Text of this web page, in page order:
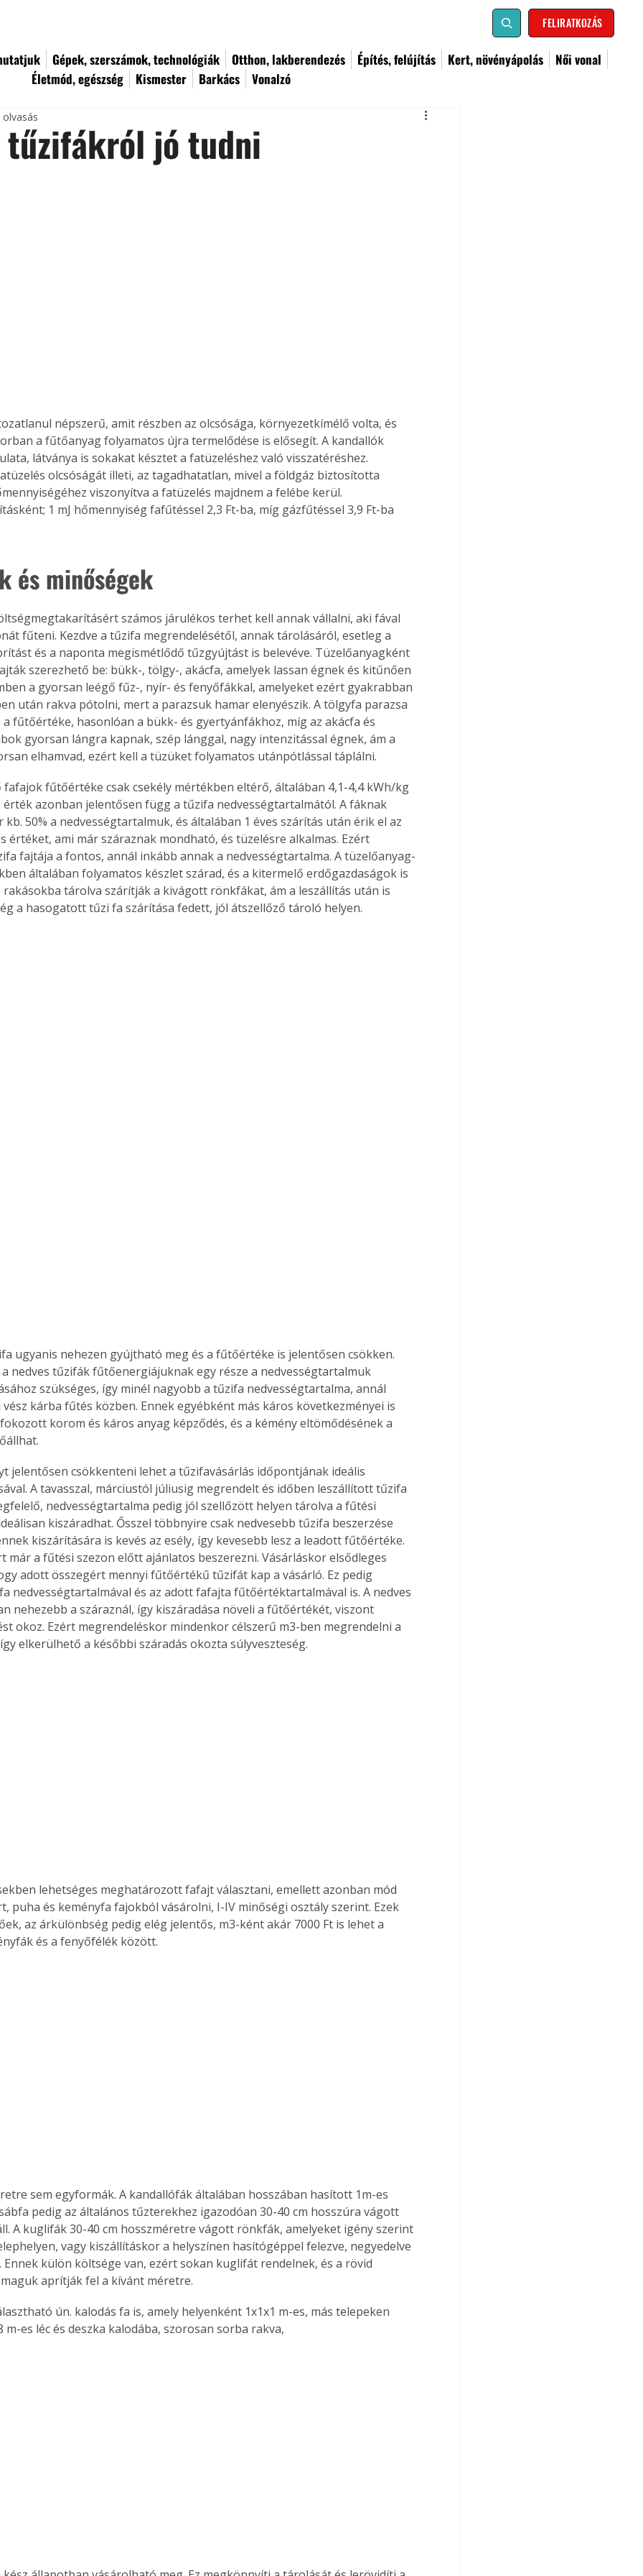
FELIRATKOZÁS
Gépek, szerszámok, technológiák Otthon, lakberendezés Építés, felújítás Kert, növényápolás
Női vonal
Életmód, egészség
Kismester Barkács Vonalzó
az
Old
új,
egyedi
vagy
is
Bárhol,
élve
az
A
Együtt jobban megéri!
Bővebb információ itt!
Együtt jobban megéri! A
könyvek tetszőleges
párosítással kedvezményes
áron, 0 Ft postaköltséggel
természet kincsei az
jó tudni
olvasás
népszerű, amit részben az olcsósága, környezetkímélő volta, és
a fűtőanyag folyamatos újra termelődése is elősegít. A kandallók
látványa is sokakat késztet a fatüzeléshez való visszatéréshez.
olcsóságát illeti, az tagadhatatlan, mivel a földgáz biztosította
viszonyítva a fatüzelés majdnem a felébe kerül.
1 mJ hőmennyiség fafűtéssel 2,3 Ft-ba, míg gázfűtéssel 3,9 Ft-ba
és minőségek
számos járulékos terhet kell annak vállalni, aki fával
fűteni. Kezdve a tűzifa megrendelésétől, annak tárolásáról, esetleg a
és a naponta megismétlődő tűzgyújtást is belevéve. Tüzelőanyagként
szerezhető be: bükk-, tölgy-, akácfa, amelyek lassan égnek és kitűnően
a gyorsan leégő fűz-, nyír- és fenyőfákkal, amelyeket ezért gyakrabban
után rakva pótolni, mert a parazsuk hamar elenyészik. A tölgyfa parazsa
fűtőértéke, hasonlóan a bükk- és gyertyánfákhoz, míg az akácfa és
gyorsan lángra kapnak, szép lánggal, nagy intenzitással égnek, ám a
elhamvad, ezért kell a tüzüket folyamatos utánpótlással táplálni.
érték azonban jelentősen függ a tűzifa nedvességtartalmától. A fáknak
kb. 50% a nedvességtartalmuk, és általában 1 éves szárítás után érik el az
értéket, ami már száraznak mondható, és tüzelésre alkalmas. Ezért
fajtája a fontos, annál inkább annak a nedvességtartalma. A tüzelőanyag-
általában folyamatos készlet szárad, és a kitermelő erdőgazdaságok is
rakásokba tárolva szárítják a kivágott rönkfákat, ám a leszállítás után is
a hasogatott tűzi fa szárítása fedett, jól átszellőző tároló helyen.
ugyanis nehezen gyújtható meg és a fűtőértéke is jelentősen csökken.
a nedves tűzifák fűtőenergiájuknak egy része a nedvességtartalmuk
szükséges, így minél nagyobb a tűzifa nedvességtartalma, annál
kárba fűtés közben. Ennek egyébként más káros következményei is
korom és káros anyag képződés, és a kémény eltömődésének a
A tavasszal, márciustól júliusig megrendelt és időben leszállított tűzifa
nedvességtartalma pedig jól szellőzött helyen tárolva a fűtési
kiszáradhat. Ősszel többnyire csak nedvesebb tűzifa beszerzése
kiszárítására is kevés az esély, így kevesebb lesz a leadott fűtőértéke.
már a fűtési szezon előtt ajánlatos beszerezni. Vásárláskor elsődleges
adott összegért mennyi fűtőértékű tűzifát kap a vásárló. Ez pedig
nedvességtartalmával és az adott fafajta fűtőértéktartalmával is. A nedves
nehezebb a száraznál, így kiszáradása növeli a fűtőértékét, viszont
okoz. Ezért megrendeléskor mindenkor célszerű m3-ben megrendelni a
elkerülhető a későbbi száradás okozta súlyveszteség.
lehetséges meghatározott fafajt választani, emellett azonban mód
puha és keményfa fajokból vásárolni, I-IV minőségi osztály szerint. Ezek
az árkülönbség pedig elég jelentős, m3-ként akár 7000 Ft is lehet a
és a fenyőfélék között.
pedig az általános tűzterekhez igazodóan 30-40 cm hosszúra vágott
A kuglifák 30-40 cm hosszméretre vágott rönkfák, amelyeket igény szerint
vagy kiszállításkor a helyszínen hasítógéppel felezve, negyedelve
külön költsége van, ezért sokan kuglifát rendelnek, és a rövid
aprítják fel a kívánt méretre.
m-es léc és deszka kalodába, szorosan sorba rakva,